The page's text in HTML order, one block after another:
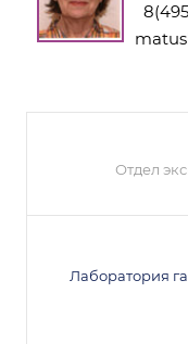
Отдел
Лаборатория